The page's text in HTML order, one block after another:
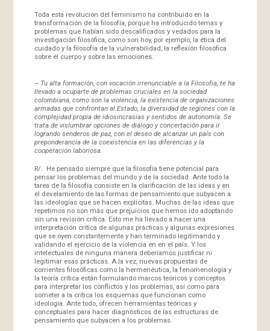
Toda esta revolución del feminismo ha contribuido en la
transformación de la filosofía, porque ha introducido temas y
problemas que habían sido descalificados y vedados para la
investigación filosófica, como son hoy, por ejemplo, la ética del
cuidado y la filosofía de la vulnerabilidad, la reflexión filosófica
sobre el cuerpo y sobre las emociones.
– Tu alta formación, con vocación irrenunciable a la Filosofía, te ha
llevado a ocuparte de problemas cruciales en la sociedad
colombiana, como son la violencia, la existencia de organizaciones
armadas que confrontan al Estado, la diversidad de regiones con la
complejidad propia de idiosincrasias y sentidos de autonomía. Se
trata de vislumbrar opciones de diálogo y concertación para ir
logrando senderos de paz, con el deseo de alcanzar un país con
preponderancia de la coexistencia en las diferencias y la
cooperación laboriosa.
R/. He pensado siempre que la filosofía tiene potencial para
pensar los problemas del mundo y de la sociedad. Ante todo la
tarea de la filosofía consiste en la clarificación de las ideas y en
el develamiento de las formas de pensamiento que subyacen a
las ideologías que se hacen explícitas. Muchas de las ideas que
repetimos no son más que prejuicios que hemos ido adoptando
sin una revisión crítica. Esto me ha llevado a hacer una
interpretación crítica de algunas prácticas y algunas expresiones
que se oyen constantemente y han terminado legitimando y
validando el ejercicio de la violencia en en el país. Y los
intelectuales de ninguna manera deberíamos justificar ni
legitimar esas prácticas. A la vez, nuevas propuestas de
corrientes filosóficas como la hermenéutica, la fenomenología y
la teoría crítica están formulando marcos teóricos y conceptos
para interpretar los conflictos y los problemas, así como para
someter a la crítica los esquemas que funcionan como
ideología. Ante todo, ofrecen herramientas teóricas y
conceptuales para hacer diagnósticos de las estructuras de
pensamiento que subyacen a los problemas.